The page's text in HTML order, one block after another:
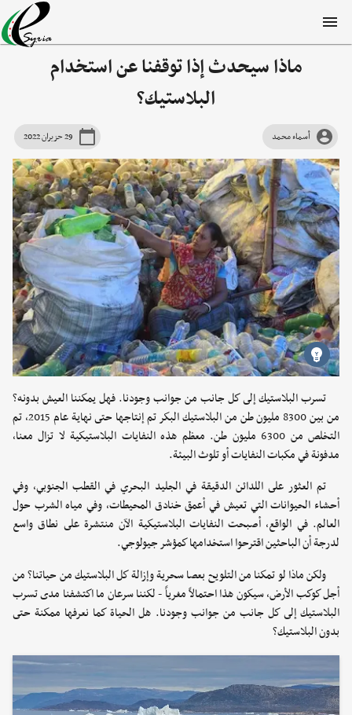
ماذا سيحدث إذا توقفنا عن استخدام
البلاستيك؟
أسماء محمد 29 حزيران 2022
تسرب البلاستيك إلى كل جانب من جوانب وجودنا. فهل يمكننا العيش بدونه؟
من بين 8300 مليون طن من البلاستيك البكر تم إنتاجها حتى نهاية عام 2015، تم
التخلص من 6300 مليون طن. معظم هذه النفايات البلاستيكية لا تزال معنا،
مدفونة في مكبات النفايات أو تلوث البيئة.
تم العثور على اللدائن الدقيقة في الجليد البحري في القطب الجنوبي، وفي
أحشاء الحيوانات التي تعيش في أعمق خنادق المحيطات، وفي مياه الشرب حول
العالم. في الواقع، أصبحت النفايات البلاستيكية الآن منتشرة على نطاق واسع
لدرجة أن الباحثين اقترحوا استخدامها كمؤشر جيولوجي.
ولكن ماذا لو تمكنا من التلويح بعصا سحرية وإزالة كل البلاستيك من حياتنا؟ من
أجل كوكب الأرض، سيكون هذا احتمالاً مغرياً - لكننا سرعان ما اكتشفنا مدى تسرب
البلاستيك إلى كل جانب من جوانب وجودنا. هل الحياة كما نعرفها ممكنة حتى
بدون البلاستيك؟